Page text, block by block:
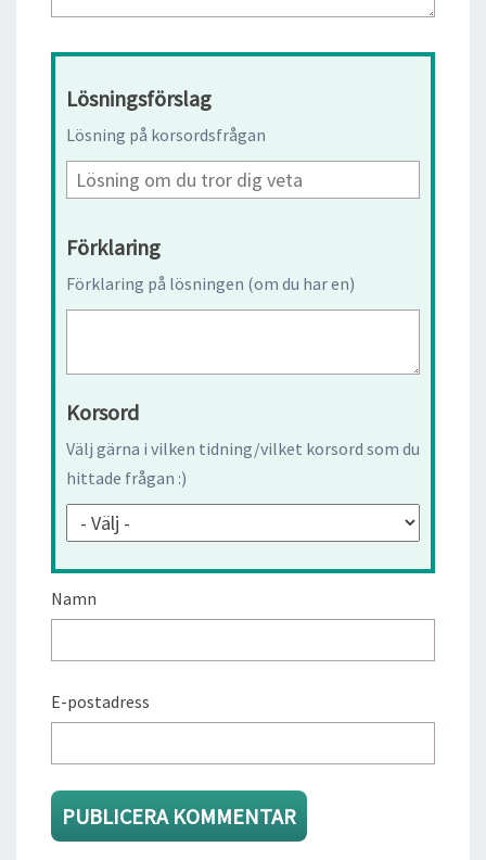
Lösningsförslag
Lösning på korsordsfrågan
Förklaring
Förklaring på lösningen (om du har en)
Korsord
Välj gärna i vilken tidning/vilket korsord som du
hittade frågan :)
Namn
E-postadress